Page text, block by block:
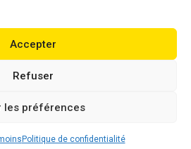
Accepter
Refuser
les préférences
Politique de confidentialité
Richmond QC J0B 2H0 (Canada)
819-826-3379